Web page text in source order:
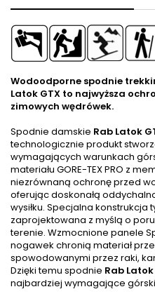
Wodoodporne spodnie
Latok GTX to najwyższa
zimowych wędrówek.
Spodnie damskie Rab Latok
technologicznie produkt
wymagających warunkach
materiału GORE-TEX PRO z
niezrównaną ochronę przed
oferując doskonałą
wysiłku. Specjalna konstrukcja
zaprojektowana z myślą o
terenie. Wzmocnione panele
nogawek chronią materiał
spowodowanymi przez raki,
Dzięki temu spodnie Rab
najbardziej wymagające